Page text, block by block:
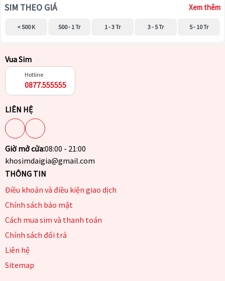
SIM THEO GIÁ Xem thêm
< 500 K 500 - 1 Tr 1 - 3 Tr 3 - 5 Tr 5 - 10 Tr
Vua Sim
Hotline
0877.555555
LIÊN HỆ
Giờ mở cửa:08:00 - 21:00
khosimdaigia@gmail.com
THÔNG TIN
Điều khoản và điều kiện giao dịch
Chính sách bảo mật
Cách mua sim và thanh toán
Chính sách đổi trả
Liên hệ
Sitemap